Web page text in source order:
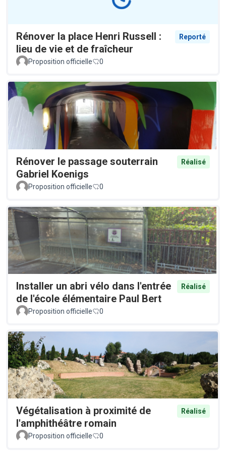
Rénover la place Henri Russell :
lieu de vie et de fraîcheur
Reporté
Proposition officielle 0
Rénover le passage souterrain
Gabriel Koenigs
Réalisé
Proposition officielle 0
Installer un abri vélo dans l'entrée
de l'école élémentaire Paul Bert
Réalisé
Proposition officielle 0
Végétalisation à proximité de
l'amphithéâtre romain
Réalisé
Proposition officielle 0